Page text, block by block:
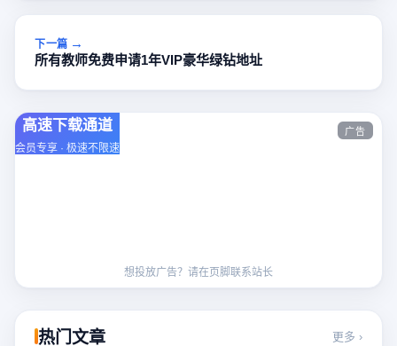
下一篇
所有教师免费申请1年VIP豪华绿钻地址
广告
高速下载通道
会员专享 · 极速不限速
想投放广告？请在页脚联系站长
热门文章 更多 ›